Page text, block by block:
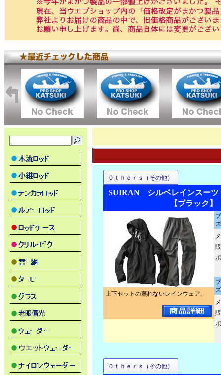
Ｏｔｈｅｒｓ（その他）
SUIRAN シルベレインスー
【ブラック】
上下セットの蒸れないレインウェア。
Ｏｔｈｅｒｓ（その他）